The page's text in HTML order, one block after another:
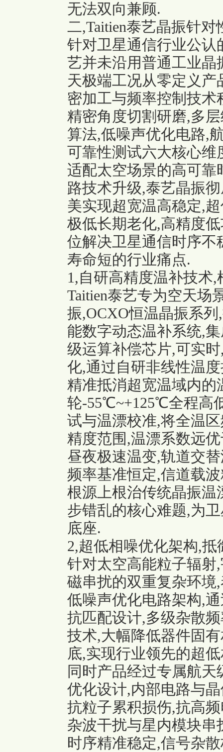
无法双向兼顾.
二,Taitien泰艺晶振针
针对卫星通信行业公认
艺并未沿用普通工业
天极端工况从零定义
密加工与频率控制技
精密角度切割研磨,多
算法,低噪声优化电路,
可靠性测试六大核心
适配太空场景的高可
路技术升级,泰艺晶振
美实现超宽温高稳定,
极低长期老化,高精度
位解决卫星通信时序不
寿命短的行业痛点.
1,自研高精度温补技术
Taitien泰艺专为空天场
振,OCXO恒温晶振系
能数字动态温补系统,
级运算补偿芯片,可实
化,通过自研非线性温
精准抵消超宽温域内
轮-55℃~+125℃全程高
试与温漂校准,将全温
精度范围,温漂系数远
昼夜极速温变,轨道交
频率基准恒定,信道载
根源上根治传统晶振温
步错乱的核心难题,为
底座.
2,超低相噪优化架构,
针对太空高能粒子辐
磁串扰的双重复杂环
低噪声优化电路架构,
抗匹配设计,多级杂散
技术,大幅降低器件固
底,实现行业领先的超
同时产品经过专属航
优化设计,内部电路与
抗粒子累积损伤,抗高
杂波干扰与星内模块
时序精准稳定,信号杂